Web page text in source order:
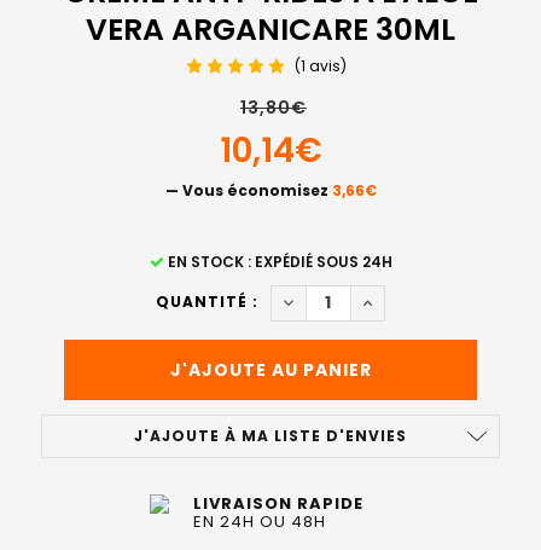
VERA ARGANICARE 30ML
(1 avis)
13,80€
10,14€
— Vous économisez 3,66€
EN STOCK : EXPÉDIÉ SOUS 24H
QUANTITÉ :
DIMINUER LA QUANTITÉ DE
AUGMENTER LA
J'AJOUTE À MA LISTE D'ENVIES
LIVRAISON RAPIDE
EN 24H OU 48H